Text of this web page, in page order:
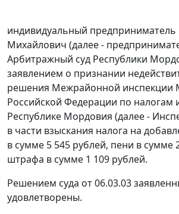
индивидуальный предприниматель
Михайлович (далее -
Арбитражный суд Республики
заявлением о признании
решения Межрайонной инспекции
Российской Федерации по налогам
Республике Мордовия (далее -
в части взыскания налога на
в сумме 5 545 рублей, пени в сумме
штрафа в сумме 1 109 рублей.
Решением суда от 06.03.03
удовлетворены.